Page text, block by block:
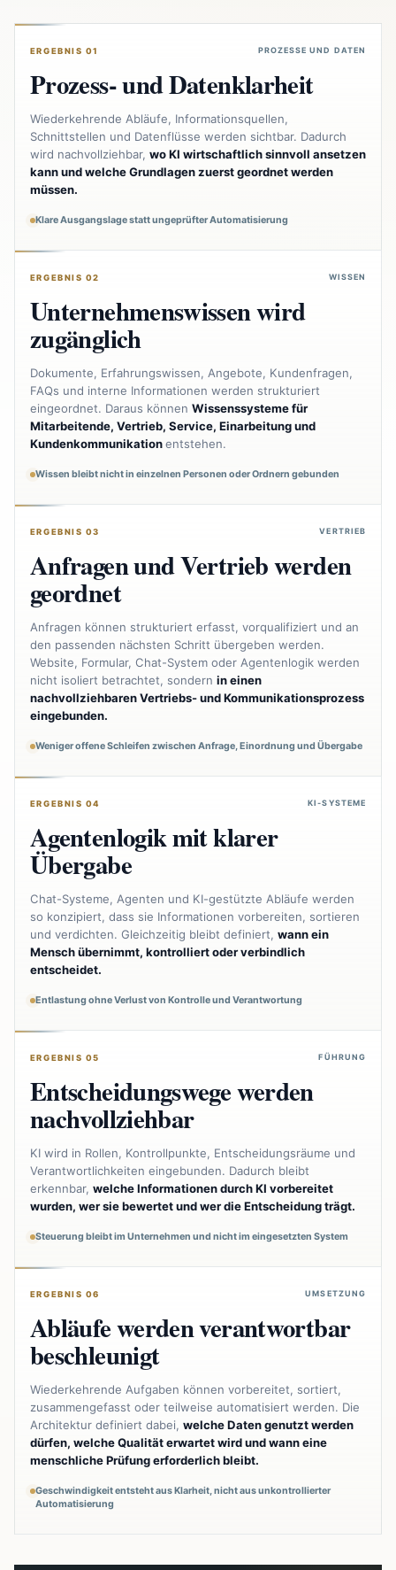
ERGEBNIS 01 PROZESSE UND DATEN
Prozess- und Datenklarheit
Wiederkehrende Abläufe, Informationsquellen,
Schnittstellen und Datenflüsse werden sichtbar. Dadurch
wird nachvollziehbar, wo KI wirtschaftlich sinnvoll ansetzen
kann und welche Grundlagen zuerst geordnet werden
müssen.
Klare Ausgangslage statt ungeprüfter Automatisierung
ERGEBNIS 02 WISSEN
Unternehmenswissen wird
zugänglich
Dokumente, Erfahrungswissen, Angebote, Kundenfragen,
FAQs und interne Informationen werden strukturiert
eingeordnet. Daraus können Wissenssysteme für
Mitarbeitende, Vertrieb, Service, Einarbeitung und
Kundenkommunikationentstehen.
Wissen bleibt nicht in einzelnen Personen oder Ordnern gebunden
ERGEBNIS 03 VERTRIEB
Anfragen und Vertrieb werden
geordnet
Anfragen können strukturiert erfasst, vorqualifiziert und an
den passenden nächsten Schritt übergeben werden.
Website, Formular, Chat-System oder Agentenlogik werden
nicht isoliert betrachtet, sondern in einen
nachvollziehbaren Vertriebs- und Kommunikationsprozess
eingebunden.
Weniger offene Schleifen zwischen Anfrage, Einordnung und Übergabe
ERGEBNIS 04 KI-SYSTEME
Agentenlogik mit klarer
Übergabe
Chat-Systeme, Agenten und KI-gestützte Abläufe werden
so konzipiert, dass sie Informationen vorbereiten, sortieren
und verdichten. Gleichzeitig bleibt definiert, wann ein
Mensch übernimmt, kontrolliert oder verbindlich
entscheidet.
Entlastung ohne Verlust von Kontrolle und Verantwortung
ERGEBNIS 05 FÜHRUNG
Entscheidungswege werden
nachvollziehbar
KI wird in Rollen, Kontrollpunkte, Entscheidungsräume und
Verantwortlichkeiten eingebunden. Dadurch bleibt
erkennbar, welche Informationen durch KI vorbereitet
wurden, wer sie bewertet und wer die Entscheidung trägt.
Steuerung bleibt im Unternehmen und nicht im eingesetzten System
ERGEBNIS 06 UMSETZUNG
Abläufe werden verantwortbar
beschleunigt
Wiederkehrende Aufgaben können vorbereitet, sortiert,
zusammengefasst oder teilweise automatisiert werden. Die
Architektur definiert dabei, welche Daten genutzt werden
dürfen, welche Qualität erwartet wird und wann eine
menschliche Prüfung erforderlich bleibt.
Geschwindigkeit entsteht aus Klarheit, nicht aus unkontrollierter
Automatisierung